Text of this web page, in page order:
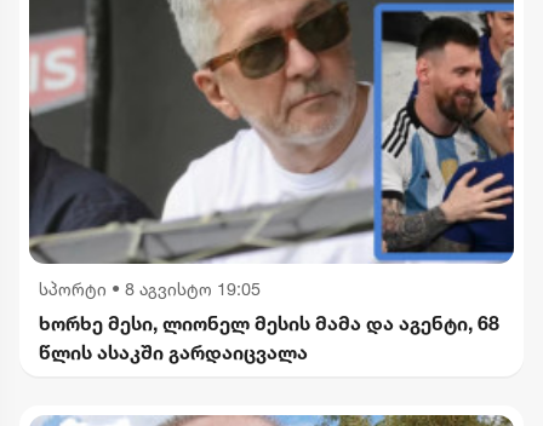
სპორტი • 8 აგვისტო 19:05
ხორხე მესი, ლიონელ მესის მამა და აგენტი, 68
წლის ასაკში გარდაიცვალა